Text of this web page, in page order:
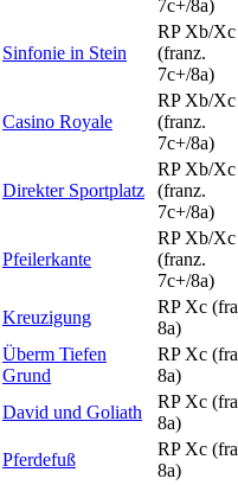
7c+/8a)
Sinfonie in Stein
RP Xb/Xc
(franz.
7c+/8a)
Casino Royale
RP Xb/Xc
(franz.
7c+/8a)
Direkter Sportplatz
RP Xb/Xc
(franz.
7c+/8a)
Pfeilerkante
RP Xb/Xc
(franz.
7c+/8a)
Kreuzigung
RP Xc
8a)
Überm Tiefen
Grund
RP Xc
8a)
David und Goliath
RP Xc
8a)
Pferdefuß
RP Xc
8a)